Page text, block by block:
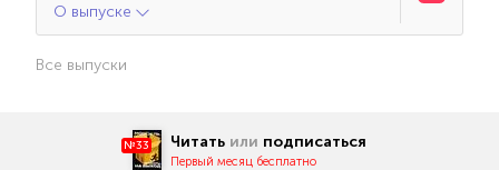
О выпуске
Все выпуски
№33 Читать или подписаться
Первый месяц бесплатно